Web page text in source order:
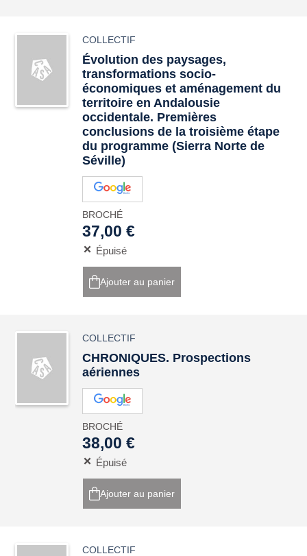
COLLECTIF
Évolution des paysages,
transformations socio-
économiques et aménagement du
territoire en Andalousie
occidentale. Premières
conclusions de la troisième étape
du programme (Sierra Norte de
Séville)
BROCHÉ
37,00 €
Épuisé
Ajouter au panier
COLLECTIF
CHRONIQUES. Prospections
aériennes
BROCHÉ
38,00 €
Épuisé
Ajouter au panier
COLLECTIF